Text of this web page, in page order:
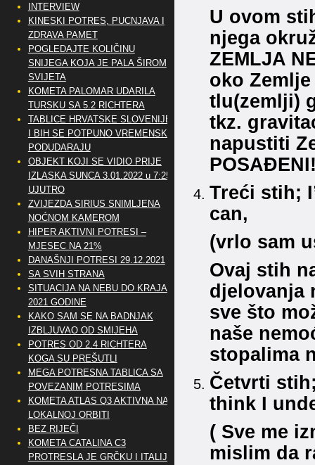
U ovom
njega
ZEMLJA
oko
tlu(zemlji)
tkz.
napustiti
Treći stih;
can,
(vrlo sam
Ovaj stih
djelovanja
sve što
naše
stopalima
Četvrti
think I
( Sve me
mislim da
INTERVIEW
KINESKI POTRES, PUCNJAVA I
ZDRAVA PAMET
POGLEDAJTE KOLIČINU
SNIJEGA KOJA JE PALA ŠIROM
SVIJETA
KOMETA PALOMAR UDARILA
TURSKU SA 5.2 RICHTERA
TABLICE HRVATSKE SLOVENIJE
I BIH SE POTPUNO VREMENSKI
PODUDARAJU
OBJEKT KOJI SE VIDIO PRIJE
IZLASKA SUNCA 3.01.2022 u 7:25
UJUTRO
ZVIJEZDA SIRIUS SNIMLJENA
NOĆNOM KAMEROM
HIPER AKTIVNI POTRESI –
MJESEC NA 21%
DANAŠNJI POTRESI 29.12.2021
SA SVIH STRANA
SITUACIJA NA NEBU DO KRAJA
2021 GODINE
KAKO SAM SE NA BADNJAK
IZBLJUVAO OD SMIJEHA
POTRES OD 2.4 RICHTERA
KOGA SU PREŠUTLI
MEGA POTRESNA TABLICA SA
POVEZANIM POTRESIMA
KOMETA ATLAS Q3 AKTIVNA NA
LOKALNOJ ORBITI
BEZ RIJEČI
KOMETA CATALINA C3
PROTRESLA JE GRČKU I ITALIJU